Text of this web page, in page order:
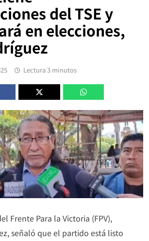
del TSE y
en elecciones,
Lectura 3 minutos
Frente Para la Victoria (FPV),
señaló que el partido está listo